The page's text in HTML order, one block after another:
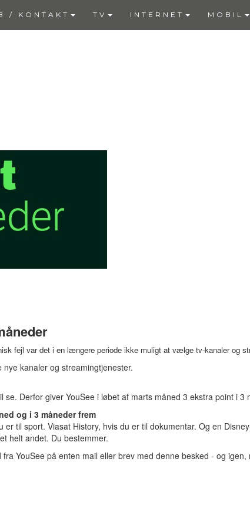
/ KONTAKT TV INTERNET MOBIL
fejl var det i en længere periode ikke muligt at vælge tv-kanaler og
kanaler og streamingtjenester.
Derfor giver YouSee i løbet af marts måned 3 ekstra point i
og i 3 måneder frem
til sport. Viasat History, hvis du er til dokumentar. Og en
helt andet. Du bestemmer.
YouSee på enten mail eller brev med denne besked - og